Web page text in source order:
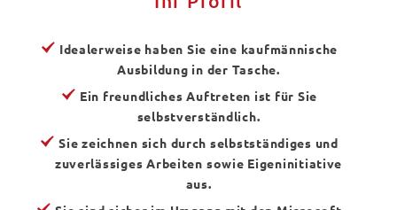
Idealerweise haben Sie eine kaufmännische
Ausbildung in der Tasche.
Ein freundliches Auftreten ist für Sie
selbstverständlich.
Sie zeichnen sich durch selbstständiges und
zuverlässiges Arbeiten sowie Eigeninitiative
aus.